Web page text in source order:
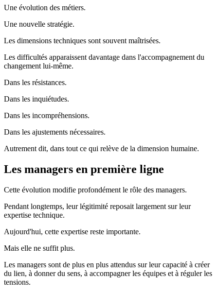
Une évolution des métiers.
Une nouvelle stratégie.
Les dimensions techniques sont souvent maîtrisées.
Les difficultés apparaissent davantage dans l'accompagnement du
changement lui-même.
Dans les résistances.
Dans les inquiétudes.
Dans les incompréhensions.
Dans les ajustements nécessaires.
Autrement dit, dans tout ce qui relève de la dimension humaine.
Les managers en première ligne
Cette évolution modifie profondément le rôle des managers.
Pendant longtemps, leur légitimité reposait largement sur leur
expertise technique.
Aujourd'hui, cette expertise reste importante.
Mais elle ne suffit plus.
Les managers sont de plus en plus attendus sur leur capacité à créer
du lien, à donner du sens, à accompagner les équipes et à réguler les
tensions.